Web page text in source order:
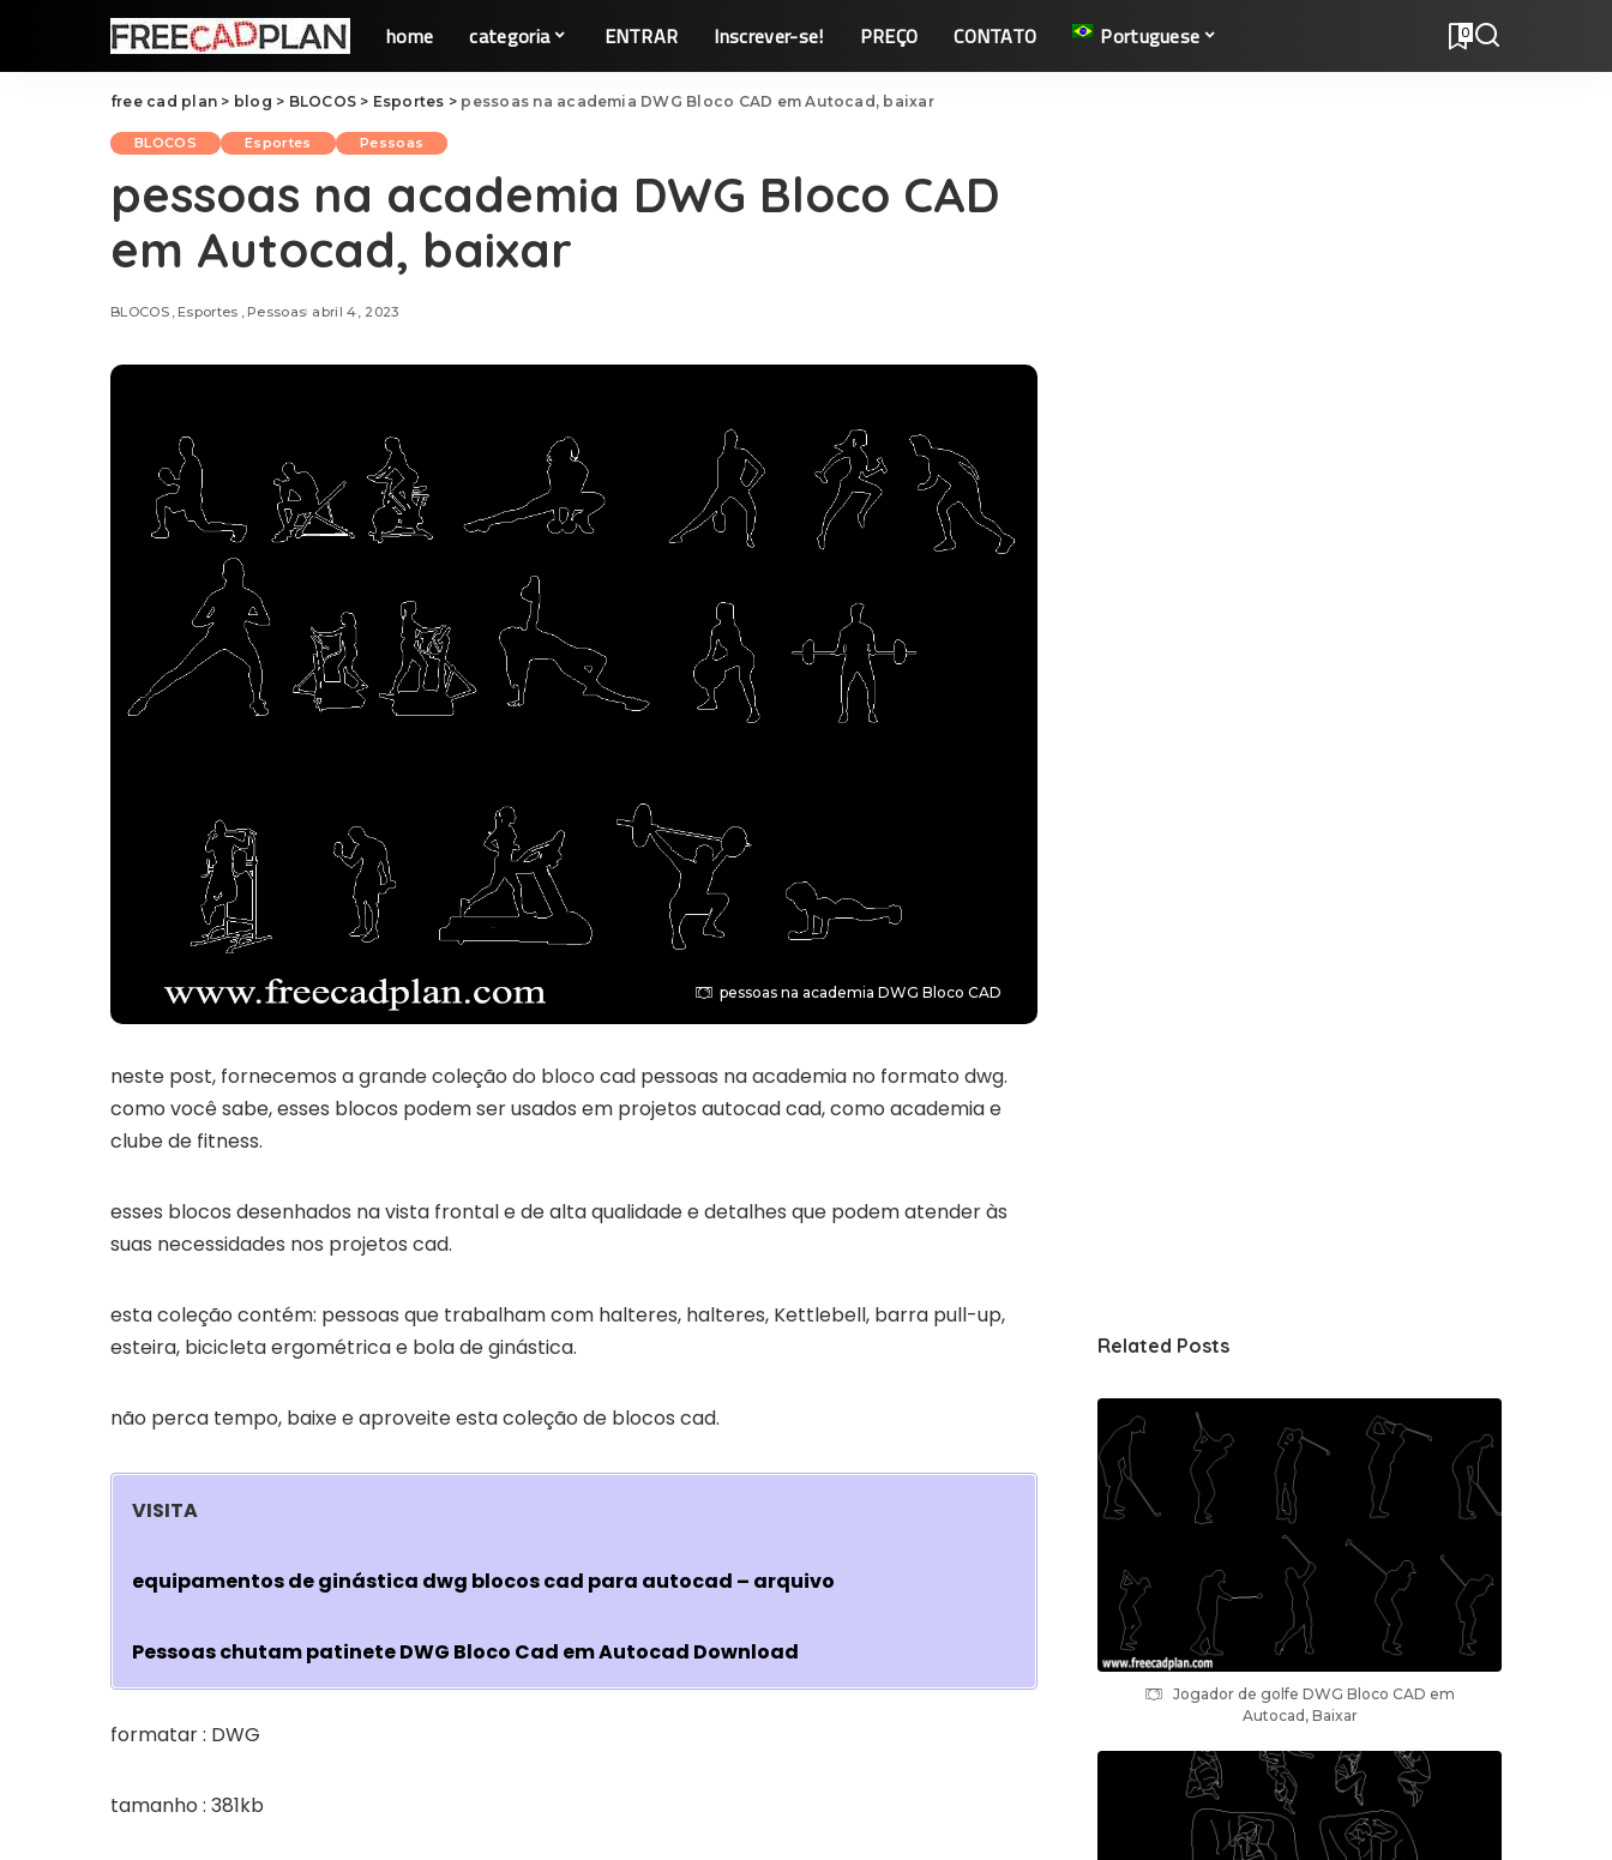
home categoria ENTRAR Inscrever-se! PREÇO CONTATO Portuguese 0
free cad plan > blog > BLOCOS > Esportes > pessoas na academia DWG Bloco CAD em Autocad, baixar
BLOCOS Esportes Pessoas
pessoas na academia DWG Bloco CAD
em Autocad, baixar
BLOCOS Esportes Pessoas abril 4, 2023
pessoas na academia DWG Bloco CAD
neste post, fornecemos a grande coleção do bloco cad pessoas na academia no formato dwg.
como você sabe, esses blocos podem ser usados em projetos autocad cad, como academia e
clube de fitness.
esses blocos desenhados na vista frontal e de alta qualidade e detalhes que podem atender às
suas necessidades nos projetos cad.
esta coleção contém: pessoas que trabalham com halteres, halteres, Kettlebell, barra pull-up,
esteira, bicicleta ergométrica e bola de ginástica.
não perca tempo, baixe e aproveite esta coleção de blocos cad.
VISITA
equipamentos de ginástica dwg blocos cad para autocad – arquivo
Pessoas chutam patinete DWG Bloco Cad em Autocad Download
formatar : DWG
tamanho : 381kb
Related Posts
Jogador de golfe DWG Bloco CAD em
Autocad, Baixar